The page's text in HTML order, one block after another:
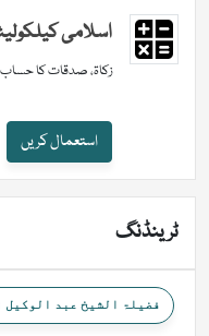
اسلامی
زکاۃ، صدقات کا حساب
استعمال کریں
ٹرینڈنگ
فضیلۃ الشیخ عبد الوکیل